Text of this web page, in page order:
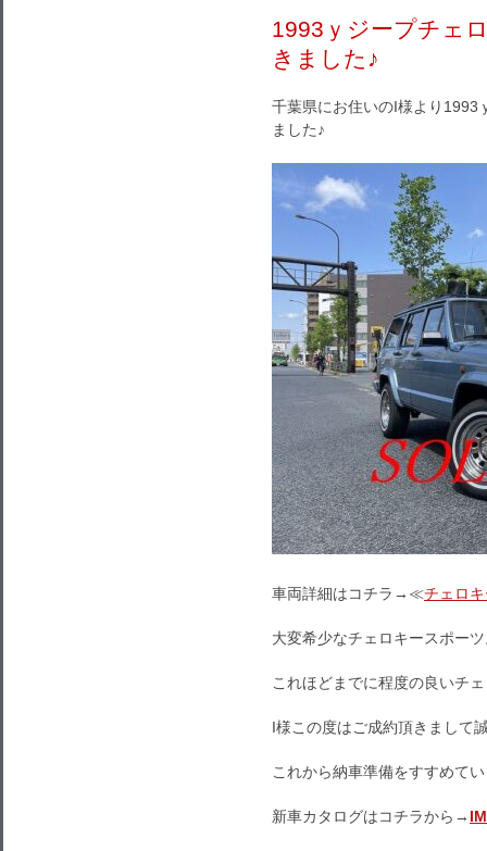
1993ｙジープチェ
きました♪
千葉県にお住いのI様より1993
ました♪
車両詳細はコチラ→≪チェロ
大変希少なチェロキースポー
これほどまでに程度の良いチ
I様この度はご成約頂きまして
これから納車準備をすすめて
新車カタログはコチラから→